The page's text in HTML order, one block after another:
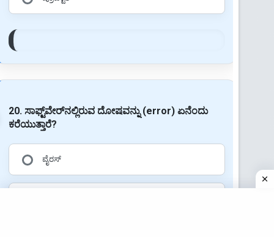
20. ಸಾಫ್ಟ್‌ವೇರ್‌ನಲ್ಲಿರುವ ದೋಷವನ್ನು (error) ಏನೆಂದು
ಕರೆಯುತ್ತಾರೆ?
ವೈರಸ್